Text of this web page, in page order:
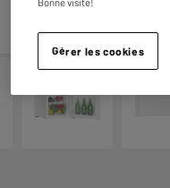
Gérer les cookies